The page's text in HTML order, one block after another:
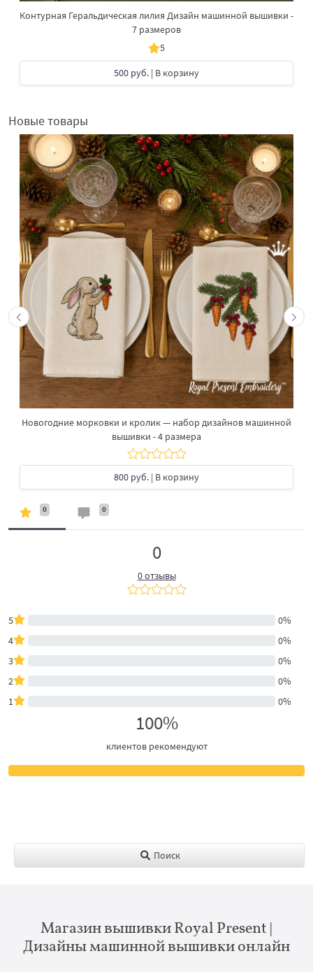
Контурная Геральдическая лилия Дизайн машинной вышивки -
7 размеров
5
500 руб. | В корзину
Новые товары
Новогодние морковки и кролик — набор дизайнов машинной
вышивки - 4 размера
800 руб. | В корзину
0 0
0
0 отзывы
5
0%
4
0%
3
0%
2
0%
1
0%
100%
клиентов рекомендуют
Поиск
Магазин вышивки Royal Present |
Дизайны машинной вышивки онлайн